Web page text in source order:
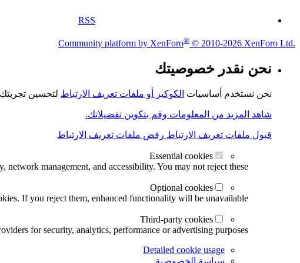
RSS
Community platform by XenForo® © 2010-2026 XenForo Ltd.
نحن نقدر خصوصيتك
نحن نستخدم أساسيات الكوكيز أو ملفات تعريف الارتباط لتحسين تجربتك
شاهد المزيد من المعلومات وقم بتكوين تفضيلاتك.
قبول ملفات تعريف الارتباط رفض ملفات تعريف الارتباط
Essential cookies
management, and accessibility. You may not reject these.
Optional cookies
If you reject them, enhanced functionality will be unavailable.
Third-party cookies
for security, analytics, performance or advertising purposes.
Detailed cookie usage